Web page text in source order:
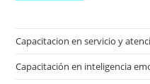
Capacitacion en servicio y
Capacitación en inteligencia